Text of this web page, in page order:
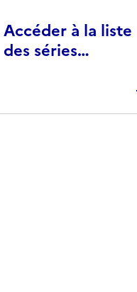
Accéder à la liste
des séries